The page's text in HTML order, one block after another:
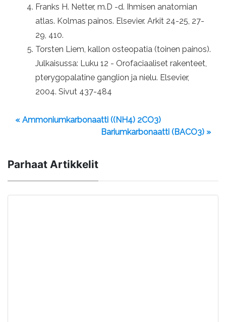
Franks H. Netter, m.D -d. Ihmisen anatomian
atlas. Kolmas painos. Elsevier. Arkit 24-25, 27-
29, 410.
Torsten Liem, kallon osteopatia (toinen painos).
Julkaisussa: Luku 12 - Orofaciaaliset rakenteet,
pterygopalatine ganglion ja nielu. Elsevier,
2004. Sivut 437-484
« Ammoniumkarbonaatti ((NH4) 2CO3)
Bariumkarbonaatti (BACO3) »
Parhaat Artikkelit